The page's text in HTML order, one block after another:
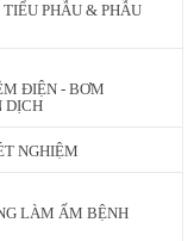
PHẪU & PHẪU
ĐIỆN - BƠM
DỊCH
NGHIỆM
LÀM ẤM BỆNH